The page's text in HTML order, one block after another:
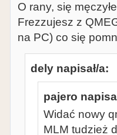
O rany, się
Frezzujesz z
na PC) co się
dely napisał/a:
pajero
Widać nowy
MLM tudzież